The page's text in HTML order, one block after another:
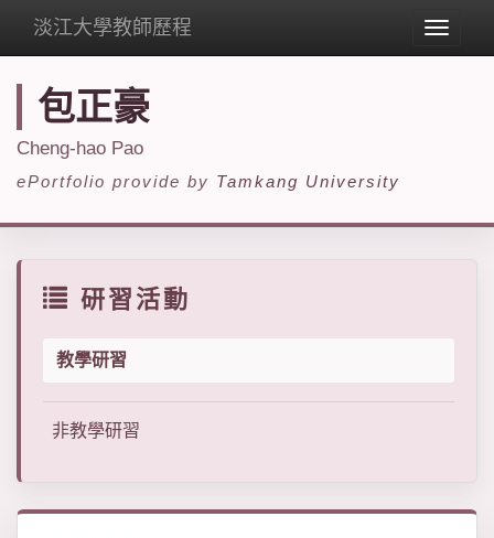
Toggle
淡江大學教師歷程
包正豪
Cheng-hao Pao
ePortfolio provide by Tamkang University
研習活動
教學研習
非教學研習